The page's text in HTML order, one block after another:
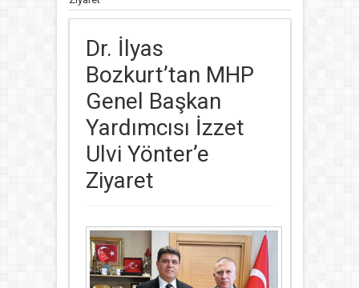
Dr. İlyas
Bozkurt’tan MHP
Genel Başkan
Yardımcısı İzzet
Ulvi Yönter’e
Ziyaret